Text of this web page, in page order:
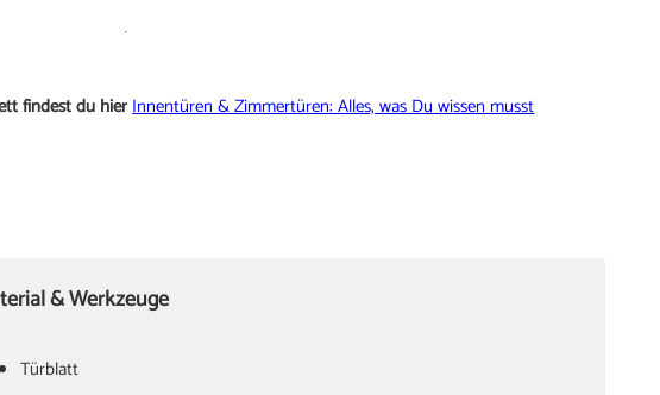
findest du hierInnentüren & Zimmertüren: Alles, was Du wissen musst
& Werkzeuge
Türblatt